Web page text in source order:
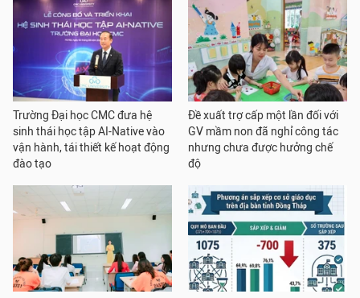
Trường Đại học CMC đưa hệ
sinh thái học tập AI-Native vào
vận hành, tái thiết kế hoạt động
đào tạo
Đề xuất trợ cấp một lần đối với
GV mầm non đã nghỉ công tác
nhưng chưa được hưởng chế
độ